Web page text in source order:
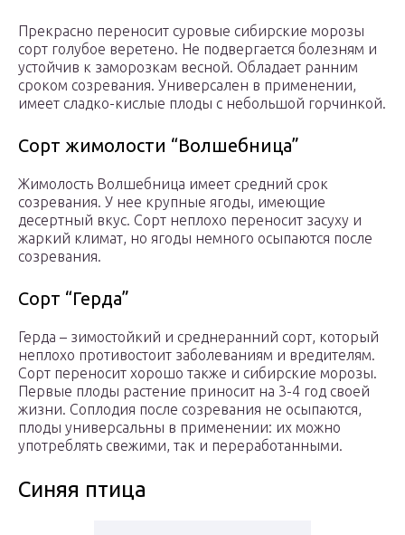
Прекрасно переносит суровые сибирские морозы
сорт голубое веретено. Не подвергается болезням и
устойчив к заморозкам весной. Обладает ранним
сроком созревания. Универсален в применении,
имеет сладко-кислые плоды с небольшой горчинкой.
Сорт жимолости “Волшебница”
Жимолость Волшебница имеет средний срок
созревания. У нее крупные ягоды, имеющие
десертный вкус. Сорт неплохо переносит засуху и
жаркий климат, но ягоды немного осыпаются после
созревания.
Сорт “Герда”
Герда – зимостойкий и среднеранний сорт, который
неплохо противостоит заболеваниям и вредителям.
Сорт переносит хорошо также и сибирские морозы.
Первые плоды растение приносит на 3-4 год своей
жизни. Соплодия после созревания не осыпаются,
плоды универсальны в применении: их можно
употреблять свежими, так и переработанными.
Синяя птица